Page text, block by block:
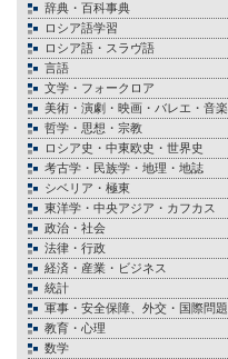
辞典・百科事典
ロシア語学習
ロシア語・スラヴ語
言語
文学・フォークロア
美術・演劇・映画・バレエ・音楽
哲学・思想・宗教
ロシア史・中東欧史・世界史
考古学・民族学・地理・地誌
シベリア・極東
東洋学・中央アジア・カフカス
政治・社会
法律・行政
経済・産業・ビジネス
統計
軍事・安全保障、外交・国際問題
教育・心理
数学